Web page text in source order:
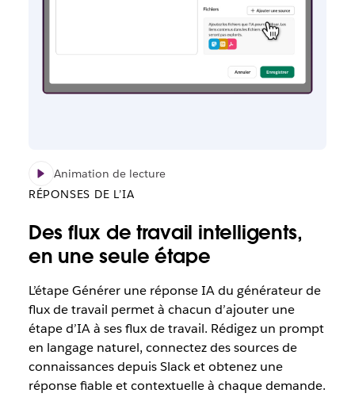
Animation de lecture
RÉPONSES DE L’IA
Des flux de travail intelligents,
en une seule étape
L’étape Générer une réponse IA du générateur de
flux de travail permet à chacun d’ajouter une
étape d’IA à ses flux de travail. Rédigez un prompt
en langage naturel, connectez des sources de
connaissances depuis Slack et obtenez une
réponse fiable et contextuelle à chaque demande.